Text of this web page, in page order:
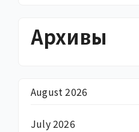
Архивы
August 2026
July 2026